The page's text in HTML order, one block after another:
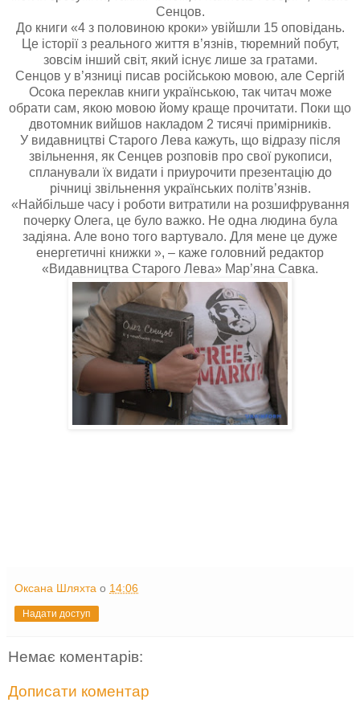
Сенцов.
До книги «4 з половиною кроки» увійшли 15 оповідань.
Це історії з реального життя в’язнів, тюремний побут,
зовсім інший світ, який існує лише за гратами.
Сенцов у в’язниці писав російською мовою, але Сергій
Осока переклав книги українською, так читач може
обрати сам, якою мовою йому краще прочитати. Поки що
двотомник вийшов накладом 2 тисячі примірників.
У видавництві Старого Лева кажуть, що відразу після
звільнення, як Сенцев розповів про свої рукописи,
спланували їх видати і приурочити презентацію до
річниці звільнення українських політв’язнів.
«Найбільше часу і роботи витратили на розшифрування
почерку Олега, це було важко. Не одна людина була
задіяна. Але воно того вартувало. Для мене це дуже
енергетичні книжки », – каже головний редактор
«Видавництва Старого Лева» Мар’яна Савка.
Оксана Шляхта о 14:06
Надати доступ
Немає коментарів:
Дописати коментар